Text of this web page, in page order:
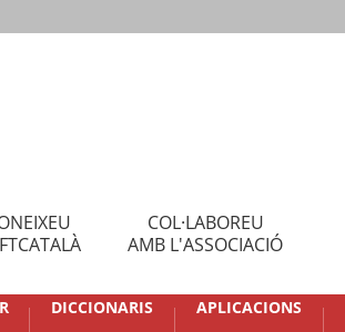
COL·LABOREU
AMB L'ASSOCIACIÓ
DICCIONARIS APLICACIONS